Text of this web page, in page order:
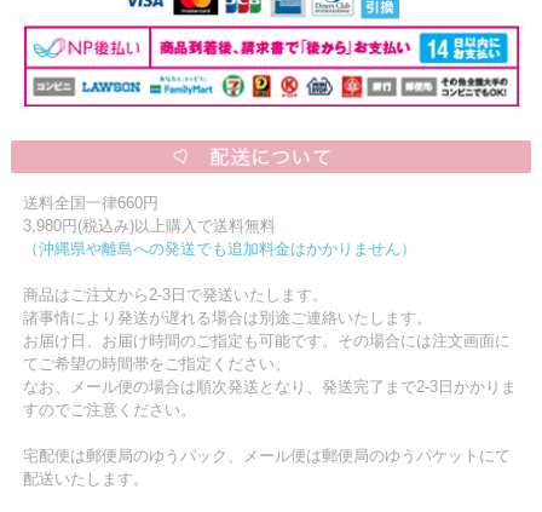
送料全国一律660円
3,980円(税込み)以上購入で送料無料
（沖縄県や離島への発送でも追加料金はかかりません）
商品はご注文から2-3日で発送いたします。
諸事情により発送が遅れる場合は別途ご連絡いたします。
お届け日、お届け時間のご指定も可能です。その場合には注文画面に
てご希望の時間帯をご指定ください。
なお、メール便の場合は順次発送となり、発送完了まで2-3日かかりま
すのでご注意ください。
宅配便は郵便局のゆうパック、メール便は郵便局のゆうパケットにて
配送いたします。